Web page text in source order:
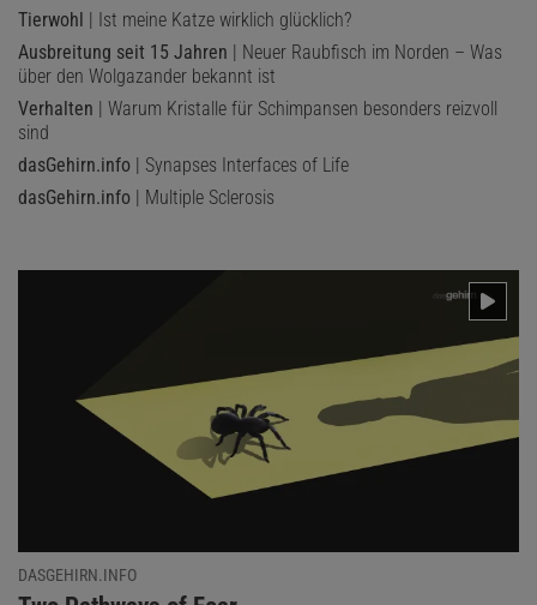
Tierwohl | Ist meine Katze wirklich glücklich?
Ausbreitung seit 15 Jahren | Neuer Raubfisch im Norden – Was
über den Wolgazander bekannt ist
Verhalten | Warum Kristalle für Schimpansen besonders reizvoll
sind
dasGehirn.info | Synapses Interfaces of Life
dasGehirn.info | Multiple Sclerosis
DASGEHIRN.INFO